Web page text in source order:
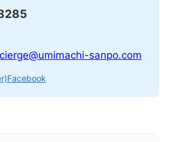
sanpo.com
Facebook